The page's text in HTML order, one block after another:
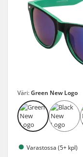
Väri:Green New Logo
Varastossa (5+ kpl)